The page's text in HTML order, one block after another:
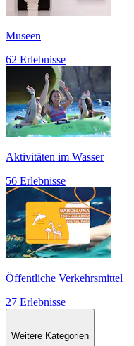
Museen
62 Erlebnisse
Aktivitäten im Wasser
56 Erlebnisse
Öffentliche Verkehrsmittel
27 Erlebnisse
Weitere Kategorien